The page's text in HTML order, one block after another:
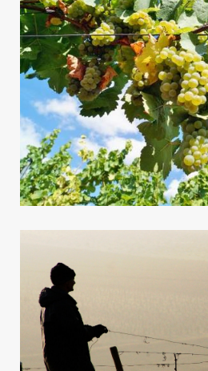
Viticulture
Viticulture